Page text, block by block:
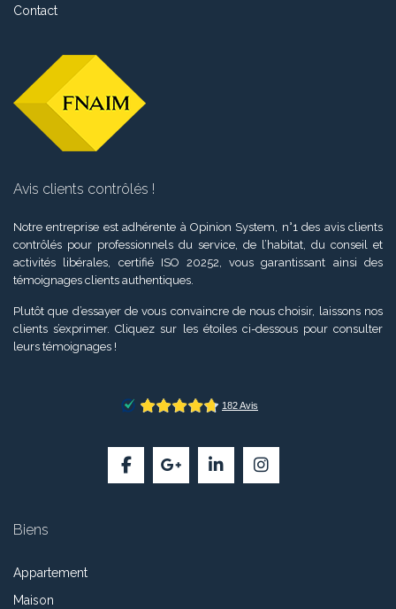
Contact
Avis clients contrôlés !
Notre entreprise est adhérente à Opinion System, n°1 des avis clients
contrôlés pour professionnels du service, de l’habitat, du conseil et
activités libérales, certifié ISO 20252, vous garantissant ainsi des
témoignages clients authentiques.
Plutôt que d’essayer de vous convaincre de nous choisir, laissons nos
clients s’exprimer. Cliquez sur les étoiles ci-dessous pour consulter
leurs témoignages !
Biens
Appartement
Maison